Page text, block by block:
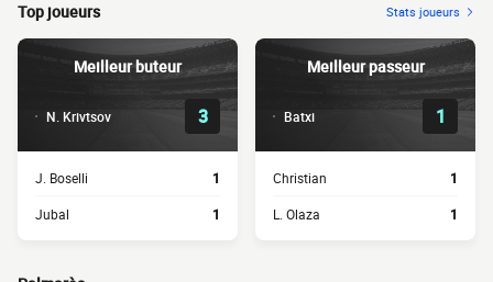
Top joueurs Stats joueurs
Meilleur buteur
N. Krivtsov 3
J. Boselli 1
Jubal 1
Meilleur passeur
Batxi 1
Christian 1
L. Olaza 1